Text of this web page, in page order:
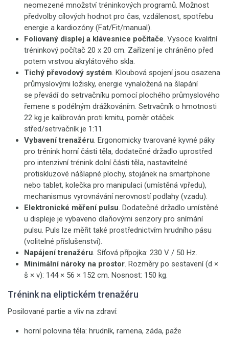
neomezené množství tréninkových programů. Možnost
předvolby cílových hodnot pro čas, vzdálenost, spotřebu
energie a kardiozóny (Fat/Fit/manual).
Foliovaný displej a klávesnice počítače. Vysoce kvalitní
tréninkový počítač 20 x 20 cm. Zařízení je chráněno před
potem vrstvou akrylátového skla.
Tichý převodový systém. Kloubová spojení jsou osazena
průmyslovými ložisky, energie vynaložená na šlapání
se převádí do setrvačníku pomocí plochého průmyslového
řemene s podélným drážkováním. Setrvačník o hmotnosti
22 kg je kalibrován proti kmitu, poměr otáček
střed/setrvačník je 1:11.
Vybavení trenažéru. Ergonomicky tvarované kyvné páky
pro trénink horní části těla, dodatečné držadlo uprostřed
pro intenzivní trénink dolní části těla, nastavitelné
protiskluzové nášlapné plochy, stojánek na smartphone
nebo tablet, kolečka pro manipulaci (umístěná vpředu),
mechanismus vyrovnávání nerovností podlahy (vzadu).
Elektronické měření pulsu. Dodatečné držadlo umístěné
u displeje je vybaveno dlaňovými senzory pro snímání
pulsu. Puls lze měřit také prostřednictvím hrudního pásu
(volitelné příslušenství).
Napájení trenažéru. Síťová přípojka: 230 V / 50 Hz.
Minimální nároky na prostor. Rozměry po sestavení (d ×
š × v): 144 × 56 × 152 cm. Nosnost: 150 kg.
Trénink na eliptickém trenažéru
Posilované partie a vliv na zdraví:
horní polovina těla: hrudník, ramena, záda, paže